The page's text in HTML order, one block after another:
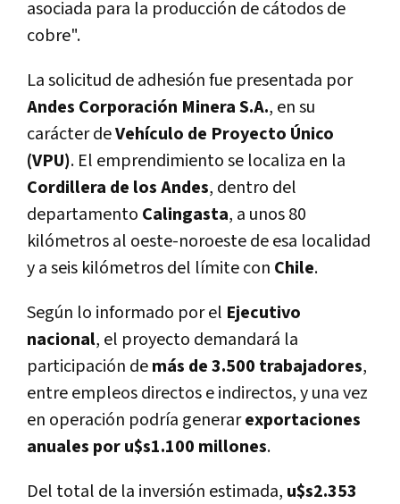
asociada para la producción de cátodos de
cobre".
La solicitud de adhesión fue presentada por
Andes Corporación Minera S.A., en su
carácter deVehículo de Proyecto Único
(VPU). El emprendimiento se localiza en la
Cordillera de los Andes, dentro del
departamento Calingasta, a unos 80
kilómetros al oeste-noroeste de esa localidad
y a seis kilómetros del límite con Chile.
Según lo informado por el Ejecutivo
nacional, el proyecto demandará la
participación demás de 3.500 trabajadores,
entre empleos directos e indirectos, y una vez
en operación podría generarexportaciones
anuales por u$s1.100 millones.
Del total de la inversión estimada, u$s2.353